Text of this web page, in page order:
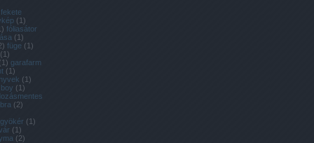
fekete
(1)
) fóliasátor
(1)
) füge (1)
(1)
(1) garafarm
(1)
(1)
(1)
(2)
gyökér (1)
(1)
(2)